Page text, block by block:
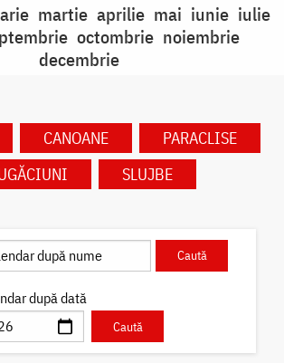
martie aprilie mai iunie iulie
octombrie noiembrie
decembrie
CANOANE
PARACLISE
SLUJBE
după dată